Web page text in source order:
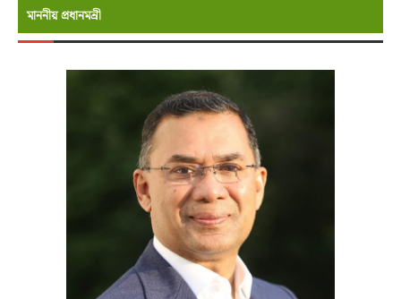
মাননীয় প্রধানমন্রী